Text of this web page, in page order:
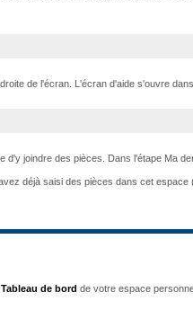
de l'écran. L'écran d'aide s'ouvre
d'y joindre des pièces. Dans l'étape Ma
déjà saisi des pièces dans cet espace
Tableau de bord de votre espace